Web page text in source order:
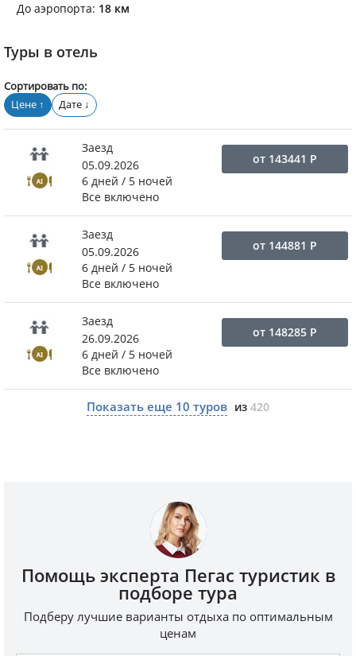
До аэропорта: 18 км
Туры в отель
Сортировать по:
Цене ↑ Дате ↓
Заезд
05.09.2026
6 дней / 5 ночей
Все включено
от 143441 Р
Заезд
05.09.2026
6 дней / 5 ночей
Все включено
от 144881 Р
Заезд
26.09.2026
6 дней / 5 ночей
Все включено
от 148285Р
Показать еще 10 туров из 420
Помощь эксперта Пегас туристик в
подборе тура
Подберу лучшие варианты отдыха по оптимальным
ценам